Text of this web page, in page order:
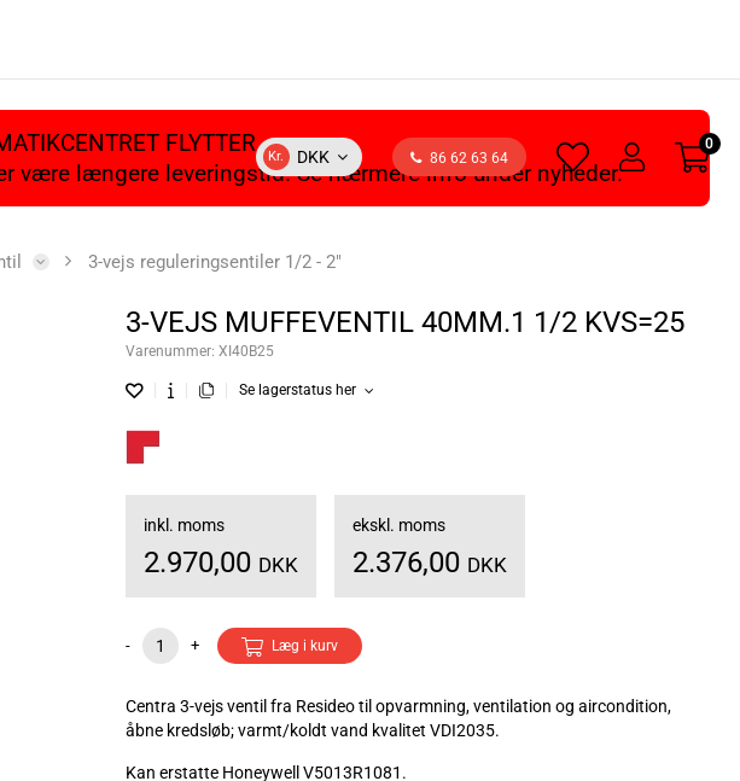
Kr. DKK 86 62 63 64
heart
light
light
0
FLYTTER
være længere leveringstid. Se nærmere info under nyheder.
3-vejs reguleringsentiler 1/2 - 2"
3-VEJS MUFFEVENTIL 40MM.1 1/2 KVS=25
Varenummer: XI40B25
Se lagerstatus her
inkl. moms
2.970,00 DKK
ekskl. moms
2.376,00 DKK
- + Læg i kurv
Centra 3-vejs ventil fra Resideo til opvarmning, ventilation og aircondition,
åbne kredsløb; varmt/koldt vand kvalitet VDI2035.
Kan erstatte Honeywell V5013R1081.